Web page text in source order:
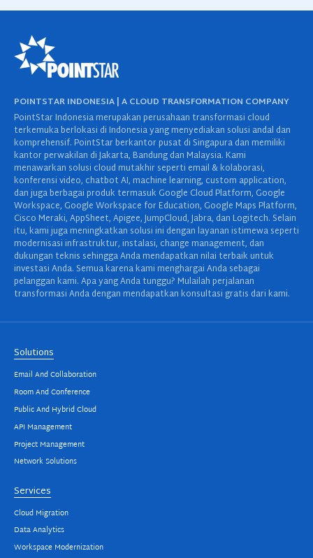
POINTSTAR INDONESIA | A CLOUD TRANSFORMATION COMPANY
PointStar Indonesia merupakan perusahaan transformasi cloud
terkemuka berlokasi di Indonesia yang menyediakan solusi andal dan
komprehensif. PointStar berkantor pusat di Singapura dan memiliki
kantor perwakilan di Jakarta, Bandung dan Malaysia. Kami
menawarkan solusi cloud mutakhir seperti email & kolaborasi,
konferensi video, chatbot AI, machine learning, custom application,
dan juga berbagai produk termasuk Google Cloud Platform, Google
Workspace, Google Workspace for Education, Google Maps Platform,
Cisco Meraki, AppSheet, Apigee, JumpCloud, Jabra, dan Logitech. Selain
itu, kami juga meningkatkan solusi ini dengan layanan istimewa seperti
modernisasi infrastruktur, instalasi, change management, dan
dukungan teknis sehingga Anda mendapatkan nilai terbaik untuk
investasi Anda. Semua karena kami menghargai Anda sebagai
pelanggan kami. Apa yang Anda tunggu? Mulailah perjalanan
transformasi Anda dengan mendapatkan konsultasi gratis dari kami.
Solutions
Email And Collaboration
Room And Conference
Public And Hybrid Cloud
API Management
Project Management
Network Solutions
Services
Cloud Migration
Data Analytics
Workspace Modernization